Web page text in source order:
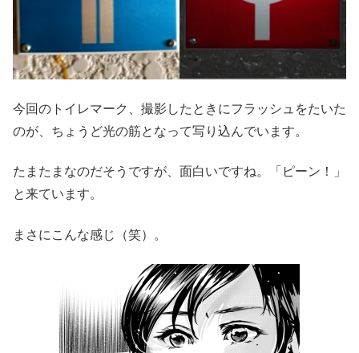
今回のトイレマーク、撮影したときにフラッシュをたいた
のが、ちょうど光の筋となって写り込んでいます。
たまたまなのだそうですが、面白いですね。「ピーン！」
と来ています。
まさにこんな感じ（笑）。